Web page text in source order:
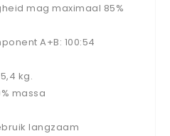
mag maximaal 85%
A+B: 100:54
kg.
massa
langzaam